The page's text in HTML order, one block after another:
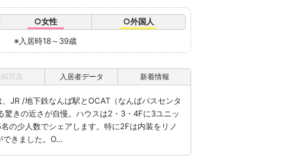
○女性
○外国人
※入居時18～39歳
JR /地下鉄なんば駅とOCAT（なんばバスセンタ
驚きの近さが自慢。ハウスは2・3・4Fに3ユニッ
の少人数でシェアします。特に2Fは内装をリノ
できました。O…
写真 入居者データ 新着情報